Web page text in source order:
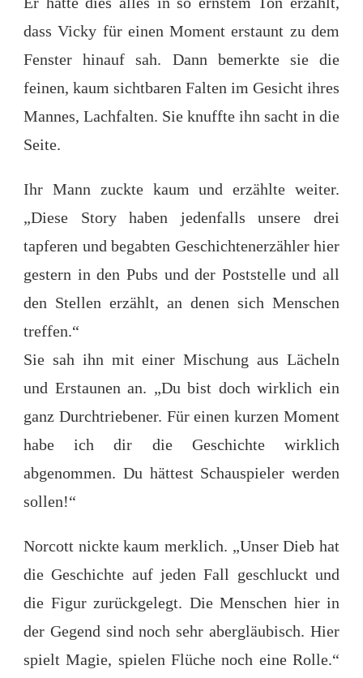
dass Vicky für einen Moment erstaunt zu dem
Fenster hinauf sah. Dann bemerkte sie die
feinen, kaum sichtbaren Falten im Gesicht ihres
Mannes, Lachfalten. Sie knuffte ihn sacht in die
Seite.
Ihr Mann zuckte kaum und erzählte weiter.
„Diese Story haben jedenfalls unsere drei
tapferen und begabten Geschichtenerzähler hier
gestern in den Pubs und der Poststelle und all
den Stellen erzählt, an denen sich Menschen
treffen.“
Sie sah ihn mit einer Mischung aus Lächeln
und Erstaunen an. „Du bist doch wirklich ein
ganz Durchtriebener. Für einen kurzen Moment
habe ich dir die Geschichte wirklich
abgenommen. Du hättest Schauspieler werden
sollen!“
Norcott nickte kaum merklich. „Unser Dieb hat
die Geschichte auf jeden Fall geschluckt und
die Figur zurückgelegt. Die Menschen hier in
der Gegend sind noch sehr abergläubisch. Hier
spielt Magie, spielen Flüche noch eine Rolle.“